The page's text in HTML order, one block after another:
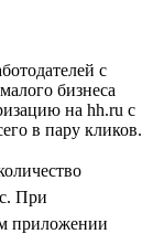
с
бизнеса
на hh.ru с
в пару кликов.
При
приложении